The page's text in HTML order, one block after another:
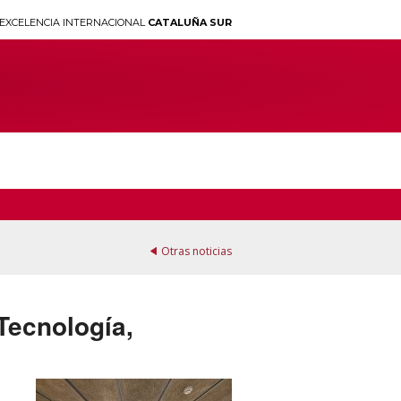
INTERNACIONAL CATALUÑA SUR
Otras noticias